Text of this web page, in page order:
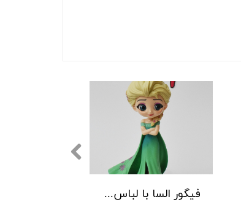
فیگور السا با لباس سبز 2